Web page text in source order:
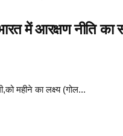
में आरक्षण नीति का
महीने का लक्ष्य (गोल...